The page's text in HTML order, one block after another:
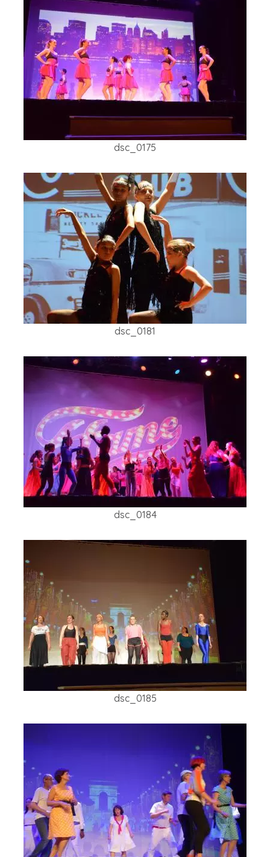
dsc_0175
dsc_0181
dsc_0184
dsc_0185